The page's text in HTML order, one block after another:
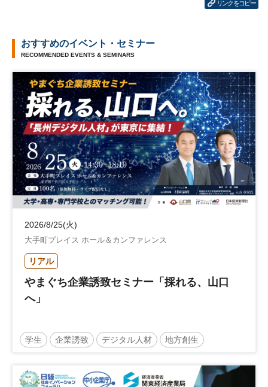
リンクをコピー
おすすめのイベント・セミナー
RECOMMENDED EVENTS & SEMINARS
2026/8/25(火)
大手町プレイス ホール＆カンファレンス
リアル
やまぐち企業誘致セミナー「採れる、山口
へ」
学生 企業誘致 デジタル人材 地方創生